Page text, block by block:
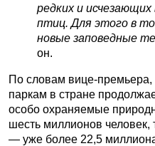
редких и
птиц. Для этого в
новые заповедные
он.
По словам вице-
паркам в стране
особо охраняемые
шесть миллионов человек,
— уже более 22,5